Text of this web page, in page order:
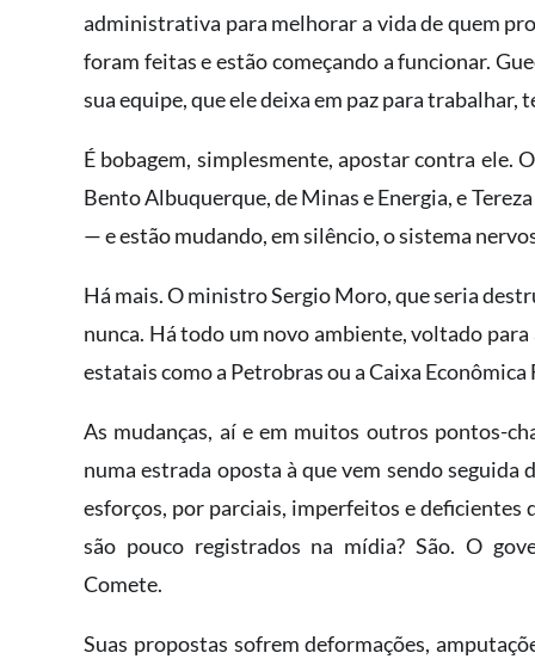
administrativa para melhorar a vida de quem
foram feitas e estão começando a funcionar.
sua equipe, que ele deixa em paz para
É bobagem, simplesmente, apostar contra ele.
Bento Albuquerque, de Minas e Energia, e
— e estão mudando, em silêncio, o sistema
Há mais. O ministro Sergio Moro, que seria
nunca. Há todo um novo ambiente, voltado
estatais como a Petrobras ou a Caixa
As mudanças, aí e em muitos outros pontos-
numa estrada oposta à que vem sendo seguida
esforços, por parciais, imperfeitos e deficientes
são pouco registrados na mídia? São. O
Comete.
Suas propostas sofrem deformações,